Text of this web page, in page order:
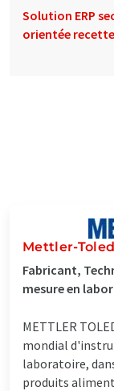
Solution ERP
orientée
Mettler-
Fabricant,
mesure en
METTLER
mondial
laboratoire,
produits